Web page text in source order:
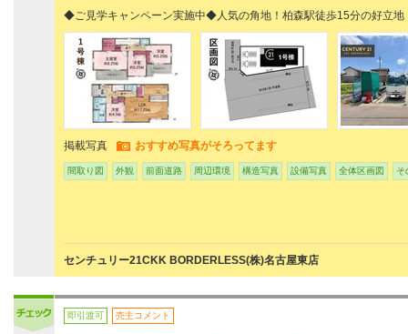
◆ご見学キャンペーン実施中◆人気の角地！柏森駅徒歩15分の好立地
掲載写真 おすすめ写真がそろってます
間取り図 外観 前面道路 周辺環境 構造写真 設備写真 全体区画図 そ
センチュリー21CKK BORDERLESS(株)名古屋東店
即引渡可 売主コメント